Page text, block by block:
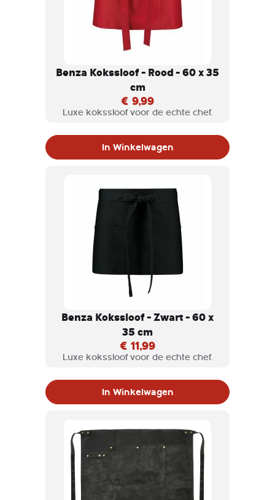
Benza Kokssloof - Rood - 60 x 35
cm
€ 9,99
Luxe kokssloof voor de echte chef.
In Winkelwagen
Benza Kokssloof - Zwart - 60 x
35 cm
€ 11,99
Luxe kokssloof voor de echte chef.
In Winkelwagen